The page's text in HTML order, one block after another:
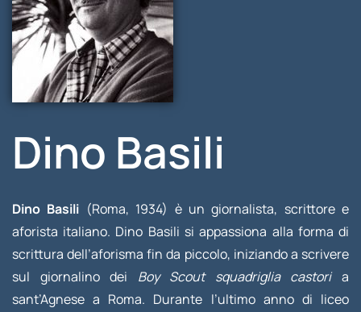
Dino Basili
Dino Basili (Roma, 1934) è un giornalista, scrittore e
aforista italiano. Dino Basili si appassiona alla forma di
scrittura dell’aforisma fin da piccolo, iniziando a scrivere
sul giornalino dei Boy Scout squadriglia castoria
sant’Agnese a Roma. Durante l’ultimo anno di liceo